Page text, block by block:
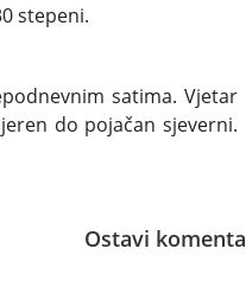
stepeni.
satima. Vjetar
do pojačan sjeverni.
Ostavi